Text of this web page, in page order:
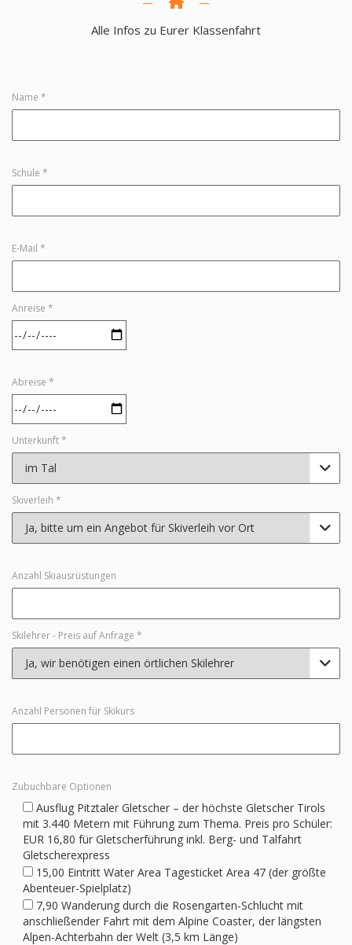
Alle Infos zu Eurer Klassenfahrt
Name *
Schule *
E-Mail *
Anreise *
Abreise *
Unterkunft *

Skiverleih *

Anzahl Skiausrüstungen
Skilehrer - Preis auf Anfrage *

Anzahl Personen für Skikurs
Zubuchbare Optionen
Ausflug Pitztaler Gletscher – der höchste Gletscher Tirols
mit 3.440 Metern mit Führung zum Thema. Preis pro Schüler:
EUR 16,80 für Gletscherführung inkl. Berg- und Talfahrt
Gletscherexpress
15,00 Eintritt Water Area Tagesticket Area 47 (der größte
Abenteuer-Spielplatz)
7,90 Wanderung durch die Rosengarten-Schlucht mit
anschließender Fahrt mit dem Alpine Coaster, der längsten
Alpen-Achterbahn der Welt (3,5 km Länge)